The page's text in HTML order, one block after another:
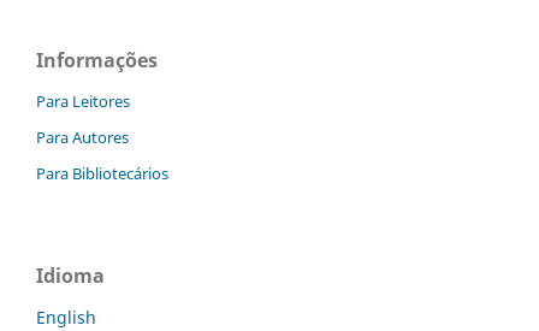
Informações
Para Leitores
Para Autores
Para Bibliotecários
Idioma
English